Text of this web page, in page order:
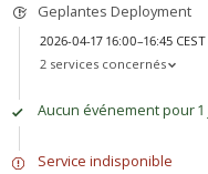
Geplantes Deployment
2026-04-17 16:00–16:45 CEST
2 services concernés
Aucun événement pour 1
Service indisponible